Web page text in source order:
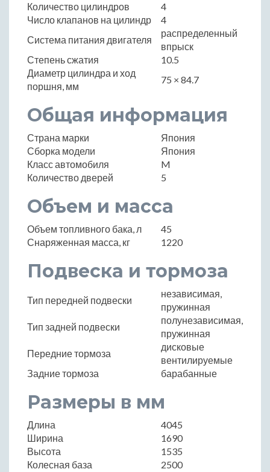
Количество цилиндров
4
Число клапанов на цилиндр
4
Система питания двигателя
распределенный
впрыск
Степень сжатия
10.5
Диаметр цилиндра и ход
поршня, мм
75 × 84.7
Общая информация
Страна марки
Япония
Сборка модели
Япония
Класс автомобиля
M
Количество дверей
5
Объем и масса
Объем топливного бака, л
45
Снаряженная масса, кг
1220
Подвеска и тормоза
Тип передней подвески
независимая,
пружинная
Тип задней подвески
полунезависимая,
пружинная
Передние тормоза
дисковые
вентилируемые
Задние тормоза
барабанные
Размеры в мм
Длина
4045
Ширина
1690
Высота
1535
Колесная база
2500